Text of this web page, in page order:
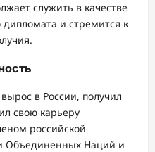
служить в качестве
и стремится к
в России, получил
свою карьеру
российской
Объединенных Наций и